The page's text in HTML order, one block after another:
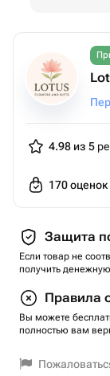
4.98 из 5
170оценок
Защита
Если товар не
получить
Правила
Вы можете
полностью вам